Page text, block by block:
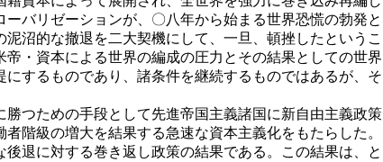
バリゼーションが、〇八年から始まる世界恐慌の勃発と
沼的な撤退を二大契機にして、一旦、頓挫したというこ
・資本による世界の編成の圧力とその結果としての世界
するものであり、諸条件を継続するものではあるが、そ
つための手段として先進帝国主義諸国に新自由主義政策
階級の増大を結果する急速な資本主義化をもたらした。
退に対する巻き返し政策の結果である。この結果は、と